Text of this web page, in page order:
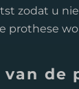
zodat u
prothese
de